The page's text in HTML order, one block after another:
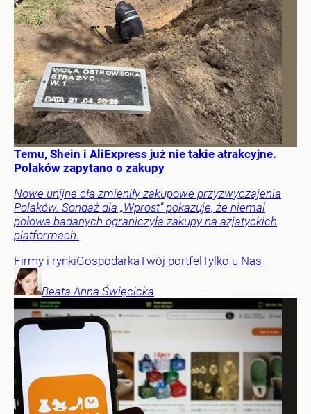
Temu, Shein i AliExpress już nie takie atrakcyjne.
Polaków zapytano o zakupy
Nowe unijne cła zmieniły zakupowe przyzwyczajenia
Polaków. Sondaż dla „Wprost” pokazuje, że niemal
połowa badanych ograniczyła zakupy na azjatyckich
platformach.
Firmy i rynkiGospodarkaTwój portfelTylko u Nas
Beata Anna Święcicka